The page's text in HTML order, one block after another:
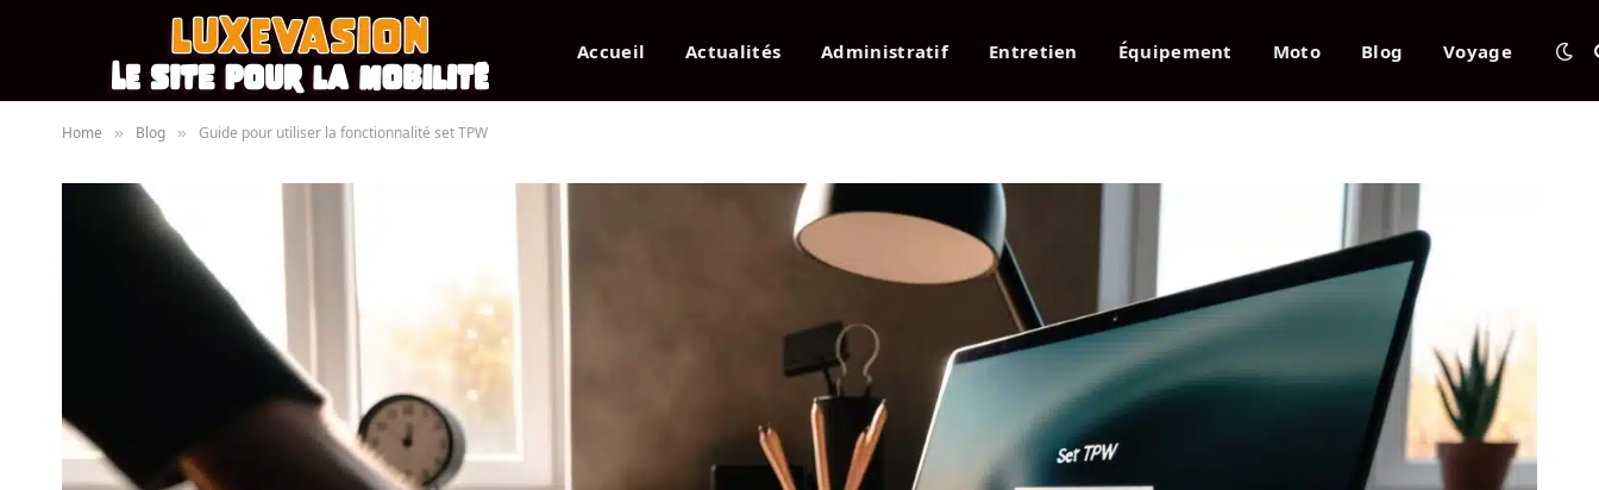
Accueil Actualités Administratif Entretien Équipement Moto Blog Voyage
Home » Blog » Guide pour utiliser la fonctionnalité set TPW